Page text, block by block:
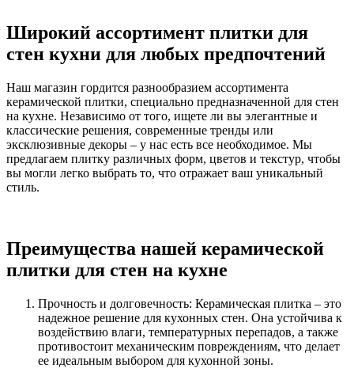
Широкий ассортимент плитки для
стен кухни для любых предпочтений
Наш магазин гордится разнообразием ассортимента
керамической плитки, специально предназначенной для стен
на кухне. Независимо от того, ищете ли вы элегантные и
классические решения, современные тренды или
эксклюзивные декоры – у нас есть все необходимое. Мы
предлагаем плитку различных форм, цветов и текстур, чтобы
вы могли легко выбрать то, что отражает ваш уникальный
стиль.
Преимущества нашей керамической
плитки для стен на кухне
Прочность и долговечность: Керамическая плитка – это
надежное решение для кухонных стен. Она устойчива к
воздействию влаги, температурных перепадов, а также
противостоит механическим повреждениям, что делает
ее идеальным выбором для кухонной зоны.